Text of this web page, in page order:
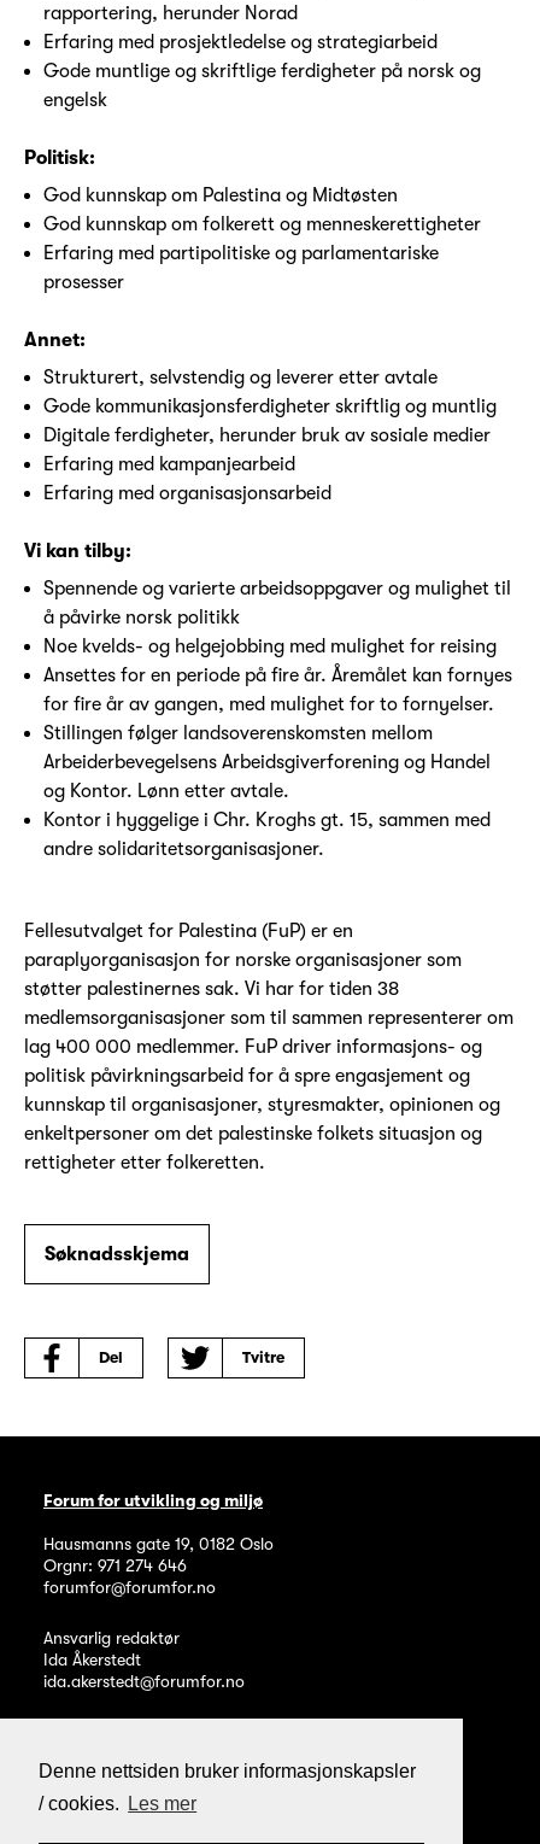
Denne nettsiden bruker informasjonskapsler
/ cookies.
Les mer
rapportering, herunder Norad
Erfaring med prosjektledelse og strategiarbeid
Gode muntlige og skriftlige ferdigheter på norsk og
engelsk
Politisk:
God kunnskap om Palestina og Midtøsten
God kunnskap om folkerett og menneskerettigheter
Erfaring med partipolitiske og parlamentariske
prosesser
Annet:
Strukturert, selvstendig og leverer etter avtale
Gode kommunikasjonsferdigheter skriftlig og muntlig
Digitale ferdigheter, herunder bruk av sosiale medier
Erfaring med kampanjearbeid
Erfaring med organisasjonsarbeid
Vi kan tilby:
Spennende og varierte arbeidsoppgaver og mulighet til
å påvirke norsk politikk
Noe kvelds- og helgejobbing med mulighet for reising
Ansettes for en periode på fire år. Åremålet kan fornyes
for fire år av gangen, med mulighet for to fornyelser.
Stillingen følger landsoverenskomsten mellom
Arbeiderbevegelsens Arbeidsgiverforening og Handel
og Kontor. Lønn etter avtale.
Kontor i hyggelige i Chr. Kroghs gt. 15, sammen med
andre solidaritetsorganisasjoner.
Fellesutvalget for Palestina (FuP) er en
paraplyorganisasjon for norske organisasjoner som
støtter palestinernes sak. Vi har for tiden 38
medlemsorganisasjoner som til sammen representerer om
lag 400 000 medlemmer. FuP driver informasjons- og
politisk påvirkningsarbeid for å spre engasjement og
kunnskap til organisasjoner, styresmakter, opinionen og
enkeltpersoner om det palestinske folkets situasjon og
rettigheter etter folkeretten.
Søknadsskjema
Del Tvitre
Forum for utvikling og miljø
Hausmanns gate 19, 0182 Oslo
Orgnr: 971 274 646
forumfor@forumfor.no
Ansvarlig redaktør
Ida Åkerstedt
ida.akerstedt@forumfor.no